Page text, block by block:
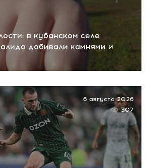
в кубанском селе
добивали камнями и
6 августа 2026
307